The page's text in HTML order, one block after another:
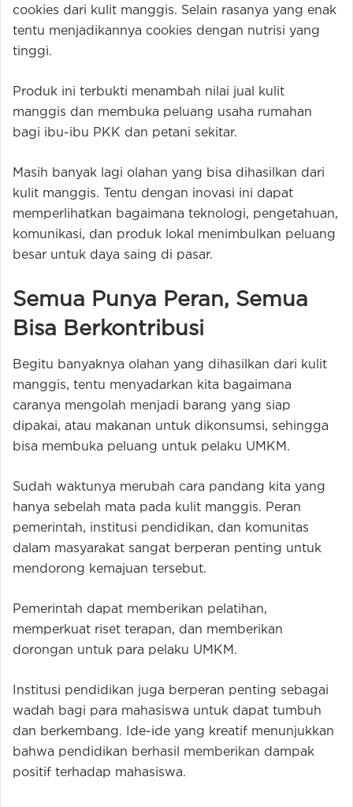
cookies dari kulit manggis. Selain rasanya yang enak
tentu menjadikannya cookies dengan nutrisi yang
tinggi.
Produk ini terbukti menambah nilai jual kulit
manggis dan membuka peluang usaha rumahan
bagi ibu-ibu PKK dan petani sekitar.
Masih banyak lagi olahan yang bisa dihasilkan dari
kulit manggis. Tentu dengan inovasi ini dapat
memperlihatkan bagaimana teknologi, pengetahuan,
komunikasi, dan produk lokal menimbulkan peluang
besar untuk daya saing di pasar.
Semua Punya Peran, Semua
Bisa Berkontribusi
Begitu banyaknya olahan yang dihasilkan dari kulit
manggis, tentu menyadarkan kita bagaimana
caranya mengolah menjadi barang yang siap
dipakai, atau makanan untuk dikonsumsi, sehingga
bisa membuka peluang untuk pelaku UMKM.
Sudah waktunya merubah cara pandang kita yang
hanya sebelah mata pada kulit manggis. Peran
pemerintah, institusi pendidikan, dan komunitas
dalam masyarakat sangat berperan penting untuk
mendorong kemajuan tersebut.
Pemerintah dapat memberikan pelatihan,
memperkuat riset terapan, dan memberikan
dorongan untuk para pelaku UMKM.
Institusi pendidikan juga berperan penting sebagai
wadah bagi para mahasiswa untuk dapat tumbuh
dan berkembang. Ide-ide yang kreatif menunjukkan
bahwa pendidikan berhasil memberikan dampak
positif terhadap mahasiswa.